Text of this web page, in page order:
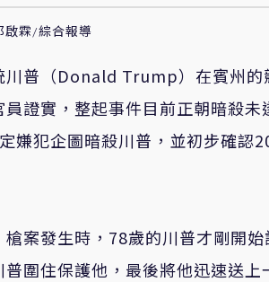
啟霖/綜合報導
川普（Donald Trump）在賓州的
員證實，整起事件目前正朝暗殺
嫌犯企圖暗殺川普，並初步確認
槍案發生時，78歲的川普才剛開
普圍住保護他，最後將他迅速送